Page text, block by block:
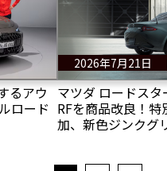
るアウ
ロード
2026年7月21日
マツダ ロードス
RFを商品改良！
加、新色ジンクグ